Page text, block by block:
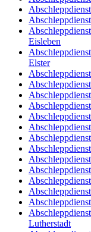
Eisleben
Elster
Lutherstadt